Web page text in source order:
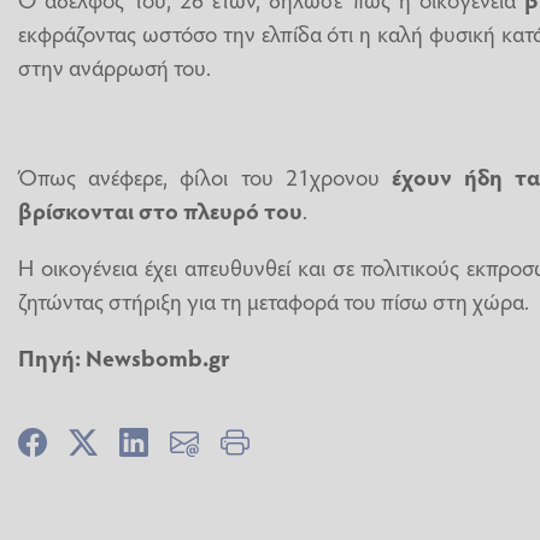
εκφράζοντας ωστόσο την ελπίδα ότι η καλή φυσική
στην ανάρρωσή του.
Όπως ανέφερε, φίλοι του 21χρονου έχουν ήδη
βρίσκονται στο πλευρό του.
Η οικογένεια έχει απευθυνθεί και σε πολιτικούς
ζητώντας στήριξη για τη μεταφορά του πίσω στη χώρα.
Πηγή: Newsbomb.gr